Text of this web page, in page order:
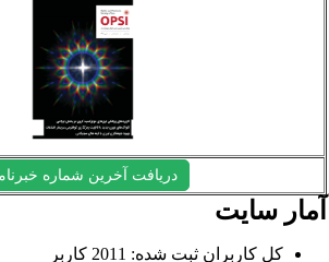
دریافت آخرین شماره خبرنامه
سایت
کل کاربران ثبت شده: 2011 کاربر